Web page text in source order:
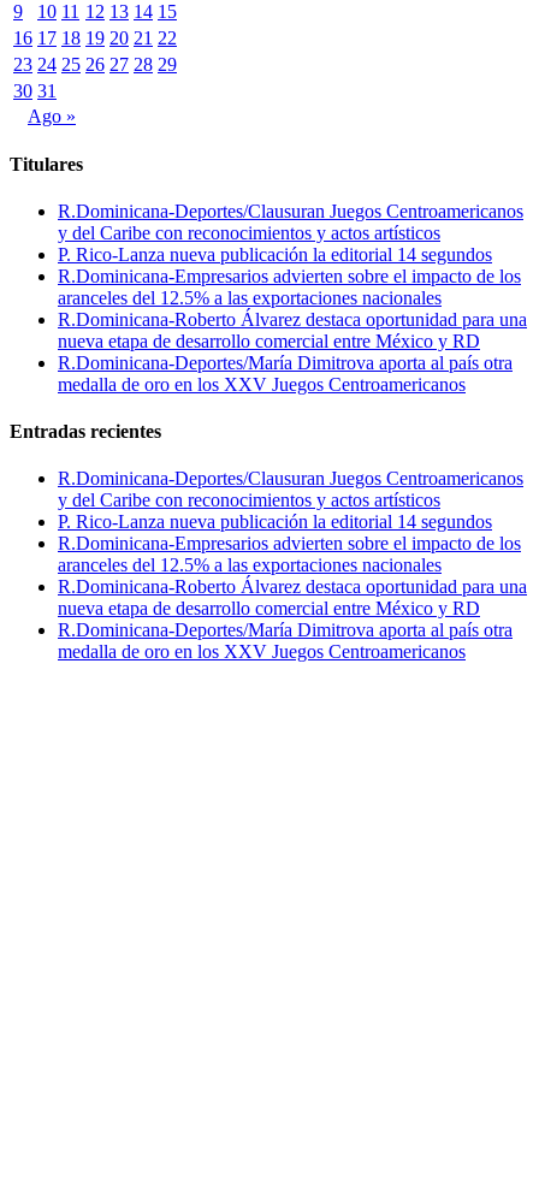
9
10 11 12 13 14 15
16 17 18 19 20 21 22
23 24 25 26 27 28 29
30 31
Ago »
Titulares
R.Dominicana-Deportes/Clausuran Juegos Centroamericanos
y del Caribe con reconocimientos y actos artísticos
P. Rico-Lanza nueva publicación la editorial 14 segundos
R.Dominicana-Empresarios advierten sobre el impacto de los
aranceles del 12.5% a las exportaciones nacionales
R.Dominicana-Roberto Álvarez destaca oportunidad para una
nueva etapa de desarrollo comercial entre México y RD
R.Dominicana-Deportes/María Dimitrova aporta al país otra
medalla de oro en los XXV Juegos Centroamericanos
Entradas recientes
R.Dominicana-Deportes/Clausuran Juegos Centroamericanos
y del Caribe con reconocimientos y actos artísticos
P. Rico-Lanza nueva publicación la editorial 14 segundos
R.Dominicana-Empresarios advierten sobre el impacto de los
aranceles del 12.5% a las exportaciones nacionales
R.Dominicana-Roberto Álvarez destaca oportunidad para una
nueva etapa de desarrollo comercial entre México y RD
R.Dominicana-Deportes/María Dimitrova aporta al país otra
medalla de oro en los XXV Juegos Centroamericanos